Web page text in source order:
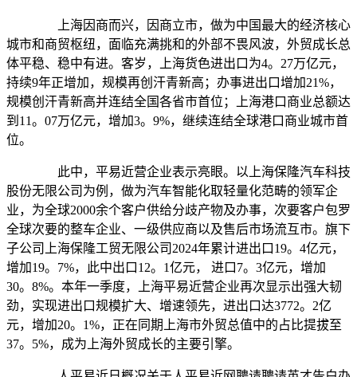
上海因商而兴，因商立市，做为中国最大的经济核心
城市和商贸枢纽，面临充满挑和的外部不畏风波，外贸成长总
体平稳、稳中有进。客岁，上海货色进出口为4。27万亿元，
持续9年正增加，规模再创汗青新高；办事进出口增加21%，
规模创汗青新高并连结全国各省市首位；上海港口商业总额达
到11。07万亿元，增加3。9%，继续连结全球港口商业城市首
位。
此中，平易近营企业表示亮眼。以上海保隆汽车科技
股份无限公司为例，做为汽车智能化取轻量化范畴的领军企
业，为全球2000余个客户供给分歧产物及办事，次要客户包罗
全球次要的整车企业、一级供应商以及售后市场流互市。旗下
子公司上海保隆工贸无限公司2024年累计进出口19。4亿元，
增加19。7%，此中出口12。1亿元， 进口7。3亿元，增加
30。8%。本年一季度，上海平易近营企业再次显示出强大韧
劲，实现进出口规模扩大、增速领先，进出口达3772。2亿
元，增加20。1%，正在同期上海市外贸总值中的占比提拔至
37。5%，成为上海外贸成长的主要引擎。